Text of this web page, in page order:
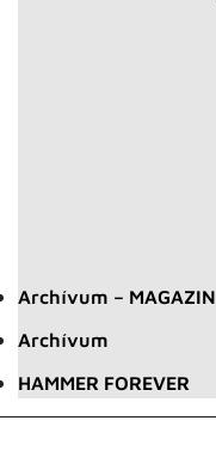
Archívum – MAGAZIN
Archívum
HAMMER FOREVER